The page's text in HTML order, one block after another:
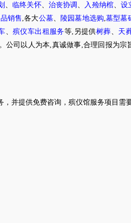
、临终关怀、 治丧协调 入殓纳棺、设
销售 ,各大公墓、 陵园墓地选购 墓型墓
殡仪车出租服务等,另提供树葬 天
公司以人为本,真诚做事,合理回报为宗
并提供免费咨询，殡仪馆服务项目需